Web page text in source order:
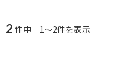
2 件中 1～2件を表示